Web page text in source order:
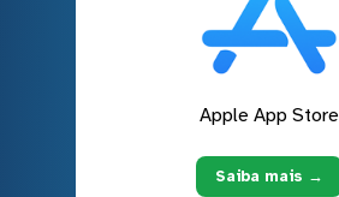
Apple App Store
Saiba mais →